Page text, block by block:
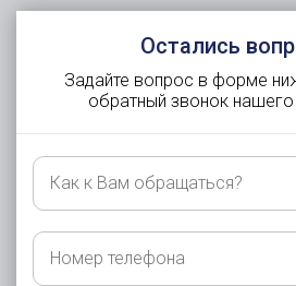
Остались
Задайте вопрос в форме
обратный звонок нашего
Как
Вам
обращаться?
Номер
телефона